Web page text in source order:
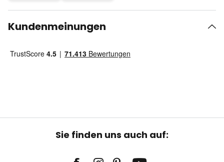
Kundenmeinungen
Sie finden uns auch auf: